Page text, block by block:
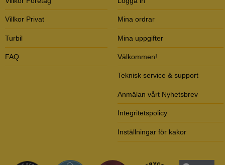
Villkor Privat
Turbil
FAQ
Mina ordrar
Mina uppgifter
Välkommen!
Teknisk service & support
Anmälan vårt Nyhetsbrev
Integritetspolicy
Inställningar för kakor